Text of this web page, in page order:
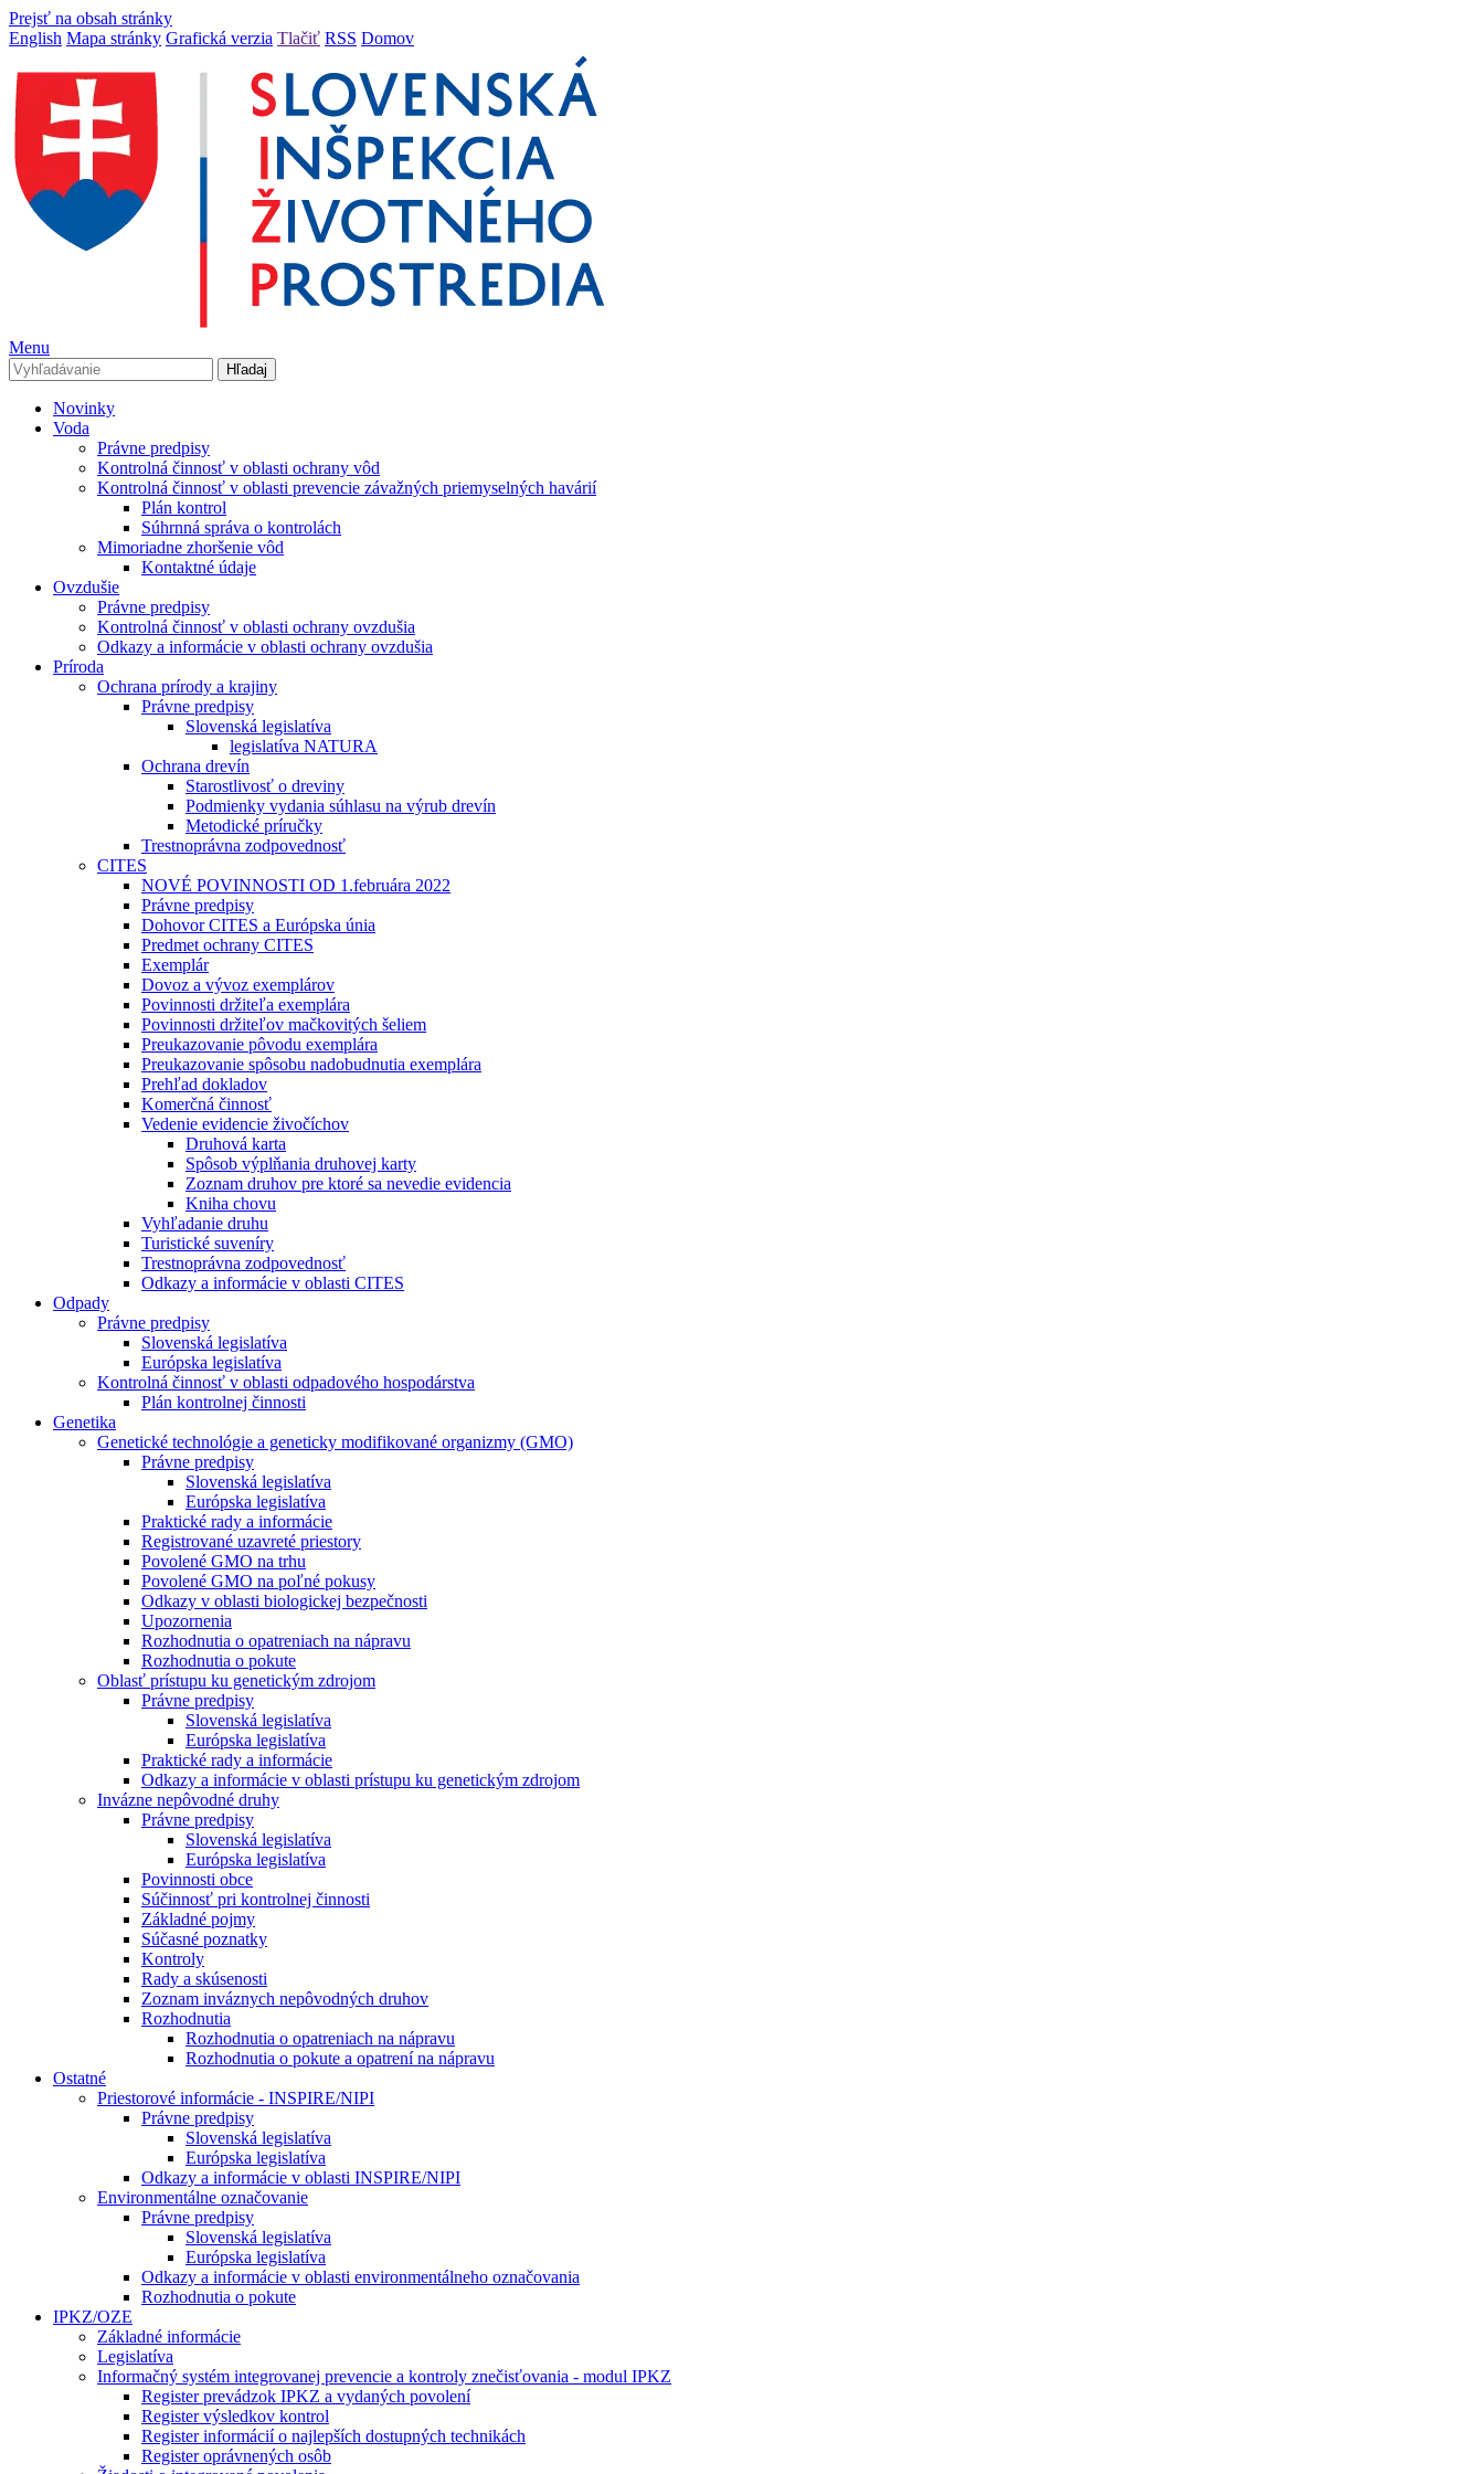
Prejsť na obsah stránky
English Mapa stránky Grafická verzia Tlačiť RSS Domov
Menu
Novinky
Voda
Právne predpisy
Kontrolná činnosť v oblasti ochrany vôd
Kontrolná činnosť v oblasti prevencie závažných priemyselných havárií
Plán kontrol
Súhrnná správa o kontrolách
Mimoriadne zhoršenie vôd
Kontaktné údaje
Ovzdušie
Právne predpisy
Kontrolná činnosť v oblasti ochrany ovzdušia
Odkazy a informácie v oblasti ochrany ovzdušia
Príroda
Ochrana prírody a krajiny
Právne predpisy
Slovenská legislatíva
legislatíva NATURA
Ochrana drevín
Starostlivosť o dreviny
Podmienky vydania súhlasu na výrub drevín
Metodické príručky
Trestnoprávna zodpovednosť
CITES
NOVÉ POVINNOSTI OD 1.februára 2022
Právne predpisy
Dohovor CITES a Európska únia
Predmet ochrany CITES
Exemplár
Dovoz a vývoz exemplárov
Povinnosti držiteľa exemplára
Povinnosti držiteľov mačkovitých šeliem
Preukazovanie pôvodu exemplára
Preukazovanie spôsobu nadobudnutia exemplára
Prehľad dokladov
Komerčná činnosť
Vedenie evidencie živočíchov
Druhová karta
Spôsob výplňania druhovej karty
Zoznam druhov pre ktoré sa nevedie evidencia
Kniha chovu
Vyhľadanie druhu
Turistické suveníry
Trestnoprávna zodpovednosť
Odkazy a informácie v oblasti CITES
Odpady
Právne predpisy
Slovenská legislatíva
Európska legislatíva
Kontrolná činnosť v oblasti odpadového hospodárstva
Plán kontrolnej činnosti
Genetika
Genetické technológie a geneticky modifikované organizmy (GMO)
Právne predpisy
Slovenská legislatíva
Európska legislatíva
Praktické rady a informácie
Registrované uzavreté priestory
Povolené GMO na trhu
Povolené GMO na poľné pokusy
Odkazy v oblasti biologickej bezpečnosti
Upozornenia
Rozhodnutia o opatreniach na nápravu
Rozhodnutia o pokute
Oblasť prístupu ku genetickým zdrojom
Právne predpisy
Slovenská legislatíva
Európska legislatíva
Praktické rady a informácie
Odkazy a informácie v oblasti prístupu ku genetickým zdrojom
Invázne nepôvodné druhy
Právne predpisy
Slovenská legislatíva
Európska legislatíva
Povinnosti obce
Súčinnosť pri kontrolnej činnosti
Základné pojmy
Súčasné poznatky
Kontroly
Rady a skúsenosti
Zoznam inváznych nepôvodných druhov
Rozhodnutia
Rozhodnutia o opatreniach na nápravu
Rozhodnutia o pokute a opatrení na nápravu
Ostatné
Priestorové informácie - INSPIRE/NIPI
Právne predpisy
Slovenská legislatíva
Európska legislatíva
Odkazy a informácie v oblasti INSPIRE/NIPI
Environmentálne označovanie
Právne predpisy
Slovenská legislatíva
Európska legislatíva
Odkazy a informácie v oblasti environmentálneho označovania
Rozhodnutia o pokute
IPKZ/OZE
Základné informácie
Legislatíva
Informačný systém integrovanej prevencie a kontroly znečisťovania - modul IPKZ
Register prevádzok IPKZ a vydaných povolení
Register výsledkov kontrol
Register informácií o najlepších dostupných technikách
Register oprávnených osôb